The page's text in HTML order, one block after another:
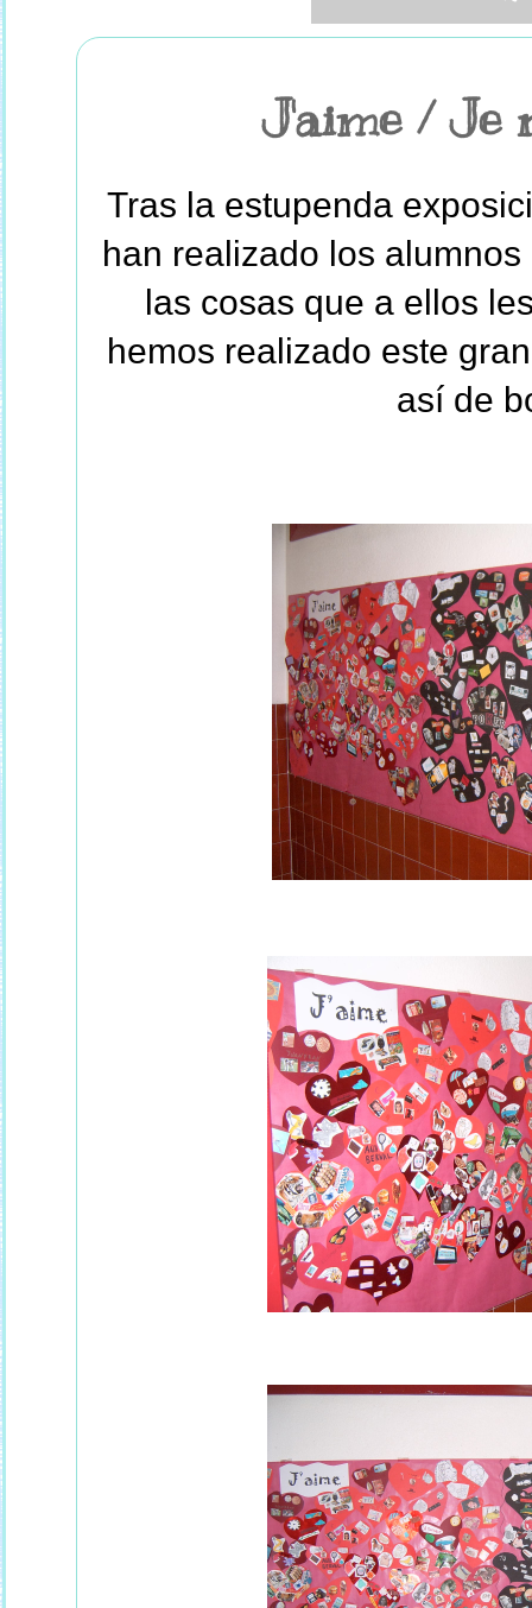
J'aime / Je
Tras la estupenda
han realizado los
las cosas que a ellos
hemos realizado este
así de